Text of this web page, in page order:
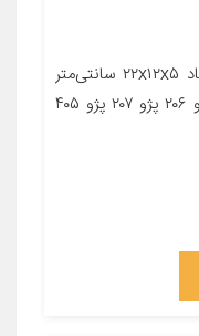
معرفی محصول جزئیات محصول ابعاد ۲۲x۱۲x۵ سانتی‌متر
جنس ویسکوز مناسب برای خودرو پژو ۲۰۶ پژو ۲۰۷ پژو ۴۰۵